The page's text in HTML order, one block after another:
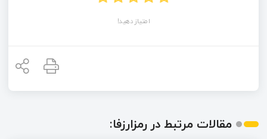
امتیاز دهید!
مقالات مرتبط در رمزارزفا: